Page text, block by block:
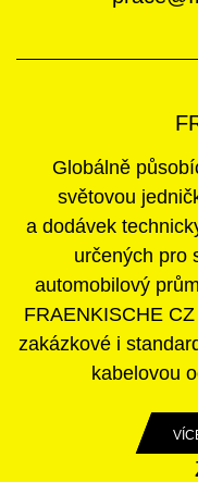
Globálně
světovou
a dodávek
určených pro
automobilový
FRAENKISCHE
zakázkové i
kabelovou